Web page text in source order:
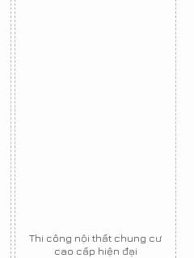
Thi công nội thất chung cư
cao cấp hiện đại